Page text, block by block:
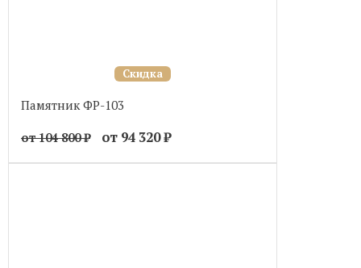
Скидка
Памятник ФР-103
от 104 800₽ от 94 320₽